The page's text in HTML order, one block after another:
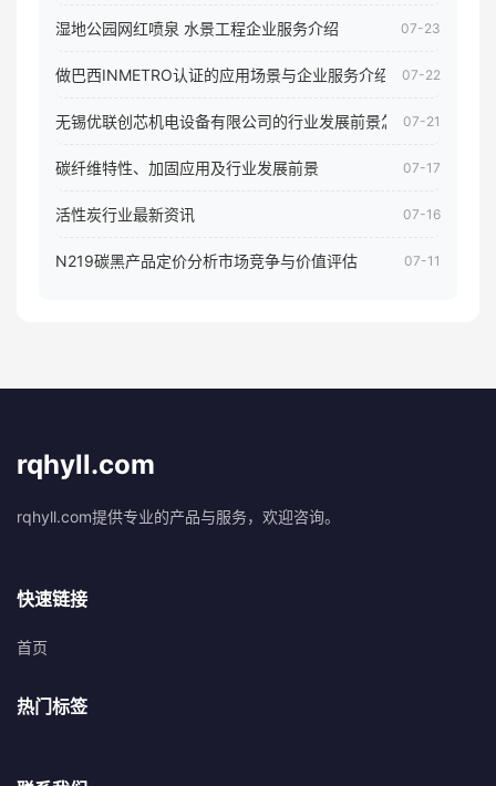
湿地公园网红喷泉 水景工程企业服务介绍 07-23
做巴西INMETRO认证的应用场景与企业服务介绍 07-22
无锡优联创芯机电设备有限公司的行业发展前景怎样07-21
碳纤维特性、加固应用及行业发展前景 07-17
活性炭行业最新资讯 07-16
N219碳黑产品定价分析市场竞争与价值评估 07-11
rqhyll.com
rqhyll.com提供专业的产品与服务，欢迎咨询。
快速链接
首页
热门标签